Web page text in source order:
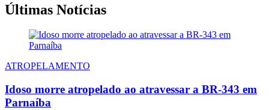
Últimas Notícias
ATROPELAMENTO
Idoso morre atropelado ao atravessar a BR-343 em
Parnaíba